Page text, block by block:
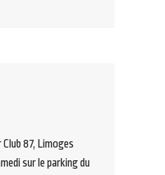
87, Limoges
sur le parking du